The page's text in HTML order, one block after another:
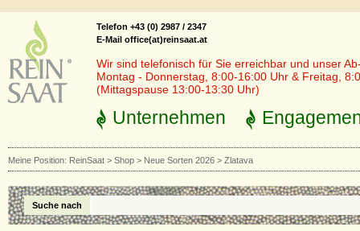
Telefon +43 (0) 2987 / 2347
E-Mail office(at)reinsaat.at
Wir sind telefonisch für Sie erreichbar und unser
Montag - Donnerstag, 8:00-16:00 Uhr & Freitag,
(Mittagspause 13:00-13:30 Uhr)
Unternehmen
Meine Position: ReinSaat > Shop > Neue Sorten 2026 > Zlatava
Suche nach